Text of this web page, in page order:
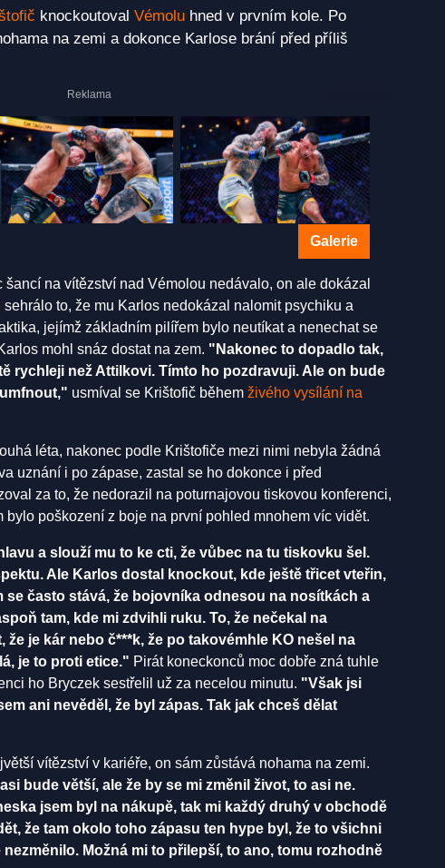
knockoutoval Vémolu hned v prvním kole. Po
na zemi a dokonce Karlose brání před příliš
Galerie
na vítězství nad Vémolou nedávalo, on ale dokázal
to, že mu Karlos nedokázal nalomit psychiku a
jejímž základním pilířem bylo neutíkat a nenechat se
mohl snáz dostat na zem. "Nakonec to dopadlo tak,
rychleji než Attilkovi. Tímto ho pozdravuji. Ale on bude
usmíval se Krištofič během živého vysílání na
léta, nakonec podle Krištofiče mezi nimi nebyla žádná
uznání i po zápase, zastal se ho dokonce i před
za to, že nedorazil na poturnajovou tiskovou konferenci,
bylo poškození z boje na první pohled mnohem víc vidět.
a slouží mu to ke cti, že vůbec na tu tiskovku šel.
Ale Karlos dostal knockout, kde ještě třicet vteřin,
se často stává, že bojovníka odnesou na nosítkách a
tam, kde mi zdvihli ruku. To, že nečekal na
je kár nebo č***k, že po takovémhle KO nešel na
je to proti etice." Pirát koneckonců moc dobře zná tuhle
ho Bryczek sestřelil už za necelou minutu. "Však jsi
ani nevěděl, že byl zápas. Tak jak chceš dělat
vítězství v kariéře, on sám zůstává nohama na zemi.
bude větší, ale že by se mi změnil život, to asi ne.
jsem byl na nákupě, tak mi každý druhý v obchodě
že tam okolo toho zápasu ten hype byl, že to všichni
Možná mi to přilepší, to ano, tomu rozhodně